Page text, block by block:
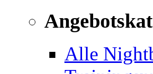
Alle